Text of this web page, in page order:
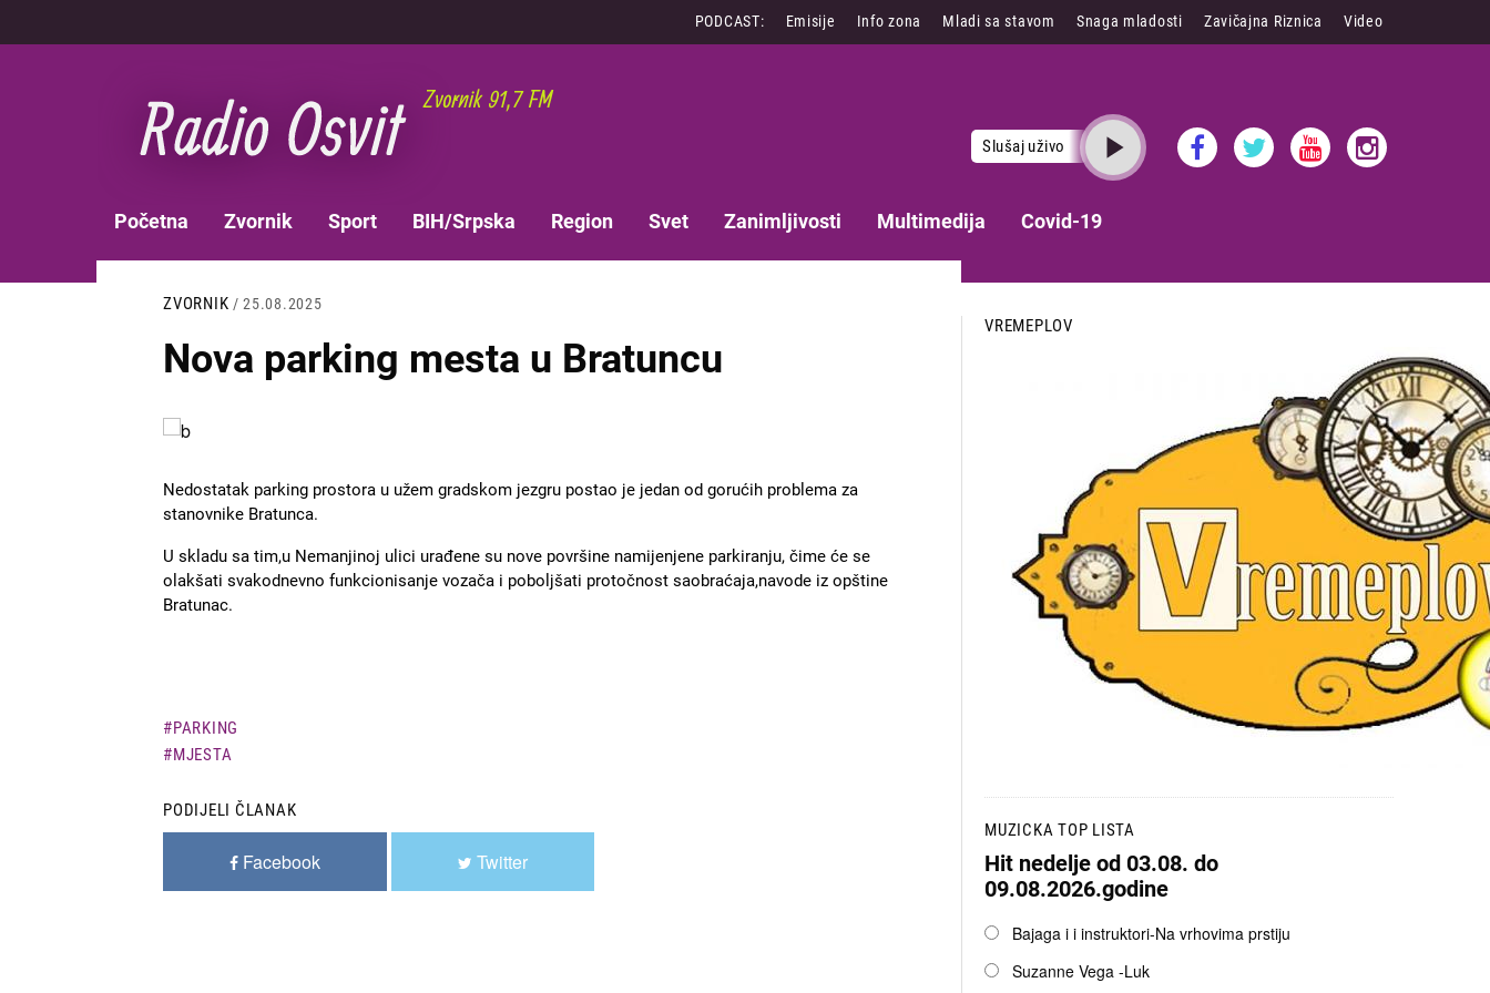
na
PODCAST: Emisije Info zona Mladi sa stavom Snaga mladosti Zavičajna Riznica Video
Slušaj uživo
NAVIGATION
Početna Zvornik Sport BIH/Srpska Region Svet Zanimljivosti Multimedija Covid-19
ZVORNIK / 25.08.2025
Nova parking mesta u Bratuncu
Slika
Nedostatak parking prostora u užem gradskom jezgru postao je jedan od gorućih problema za
stanovnike Bratunca.
U skladu sa tim,u Nemanjinoj ulici urađene su nove površine namijenjene parkiranju, čime će se
olakšati svakodnevno funkcionisanje vozača i poboljšati protočnost saobraćaja,navode iz opštine
Bratunac.
PARKING
MJESTA
PODIJELI ČLANAK
Facebook Twitter
VREMEPLOV
MUZICKA TOP LISTA
Hit nedelje od 03.08. do
09.08.2026.godine
OpcijeBajaga i i instruktori-Na vrhovima prstiju
Suzanne Vega -Luk